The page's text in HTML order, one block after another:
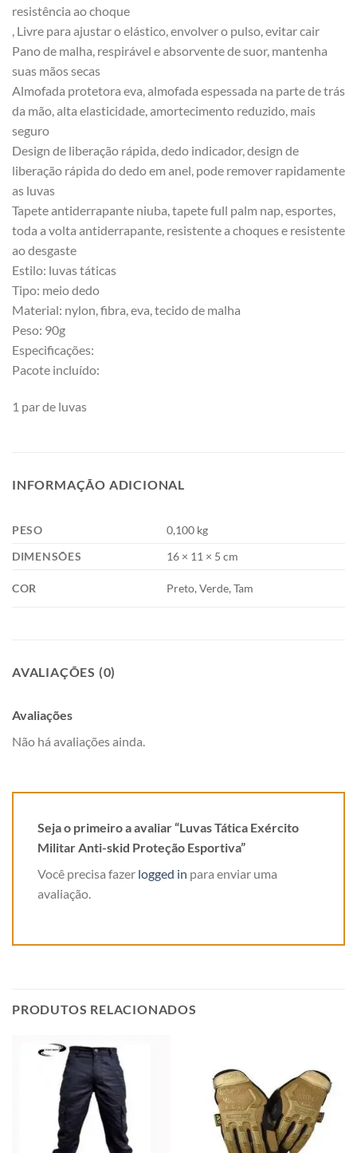
resistência ao choque
, Livre para ajustar o elástico, envolver o pulso, evitar cair
Pano de malha, respirável e absorvente de suor, mantenha
suas mãos secas
Almofada protetora eva, almofada espessada na parte de trás
da mão, alta elasticidade, amortecimento reduzido, mais
seguro
Design de liberação rápida, dedo indicador, design de
liberação rápida do dedo em anel, pode remover rapidamente
as luvas
Tapete antiderrapante niuba, tapete full palm nap, esportes,
toda a volta antiderrapante, resistente a choques e resistente
ao desgaste
Estilo: luvas táticas
Tipo: meio dedo
Material: nylon, fibra, eva, tecido de malha
Peso: 90g
Especificações:
Pacote incluído:
1 par de luvas
INFORMAÇÃO ADICIONAL
PESO
0,100 kg
DIMENSÕES
16 × 11 × 5 cm
COR Preto, Verde, Tam
AVALIAÇÕES (0)
Avaliações
Não há avaliações ainda.
Seja o primeiro a avaliar “Luvas Tática Exército
Militar Anti-skid Proteção Esportiva”
Você precisa fazer logged in para enviar uma
avaliação.
PRODUTOS RELACIONADOS